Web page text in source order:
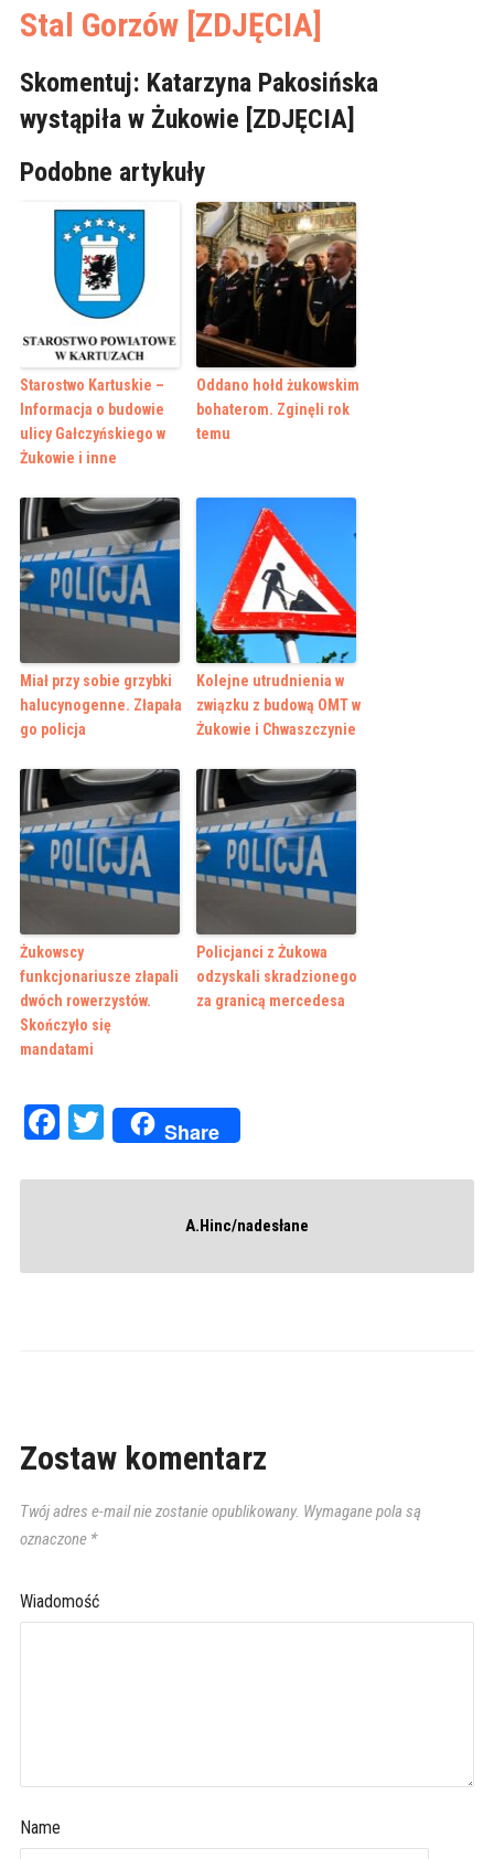
Stal Gorzów [ZDJĘCIA]
Skomentuj: Katarzyna Pakosińska
wystąpiła w Żukowie [ZDJĘCIA]
Podobne artykuły
Starostwo Kartuskie –
Informacja o budowie
ulicy Gałczyńskiego w
Żukowie i inne
Oddano hołd żukowskim
bohaterom. Zginęli rok
temu
Miał przy sobie grzybki
halucynogenne. Złapała
go policja
Kolejne utrudnienia w
związku z budową OMT w
Żukowie i Chwaszczynie
Żukowscy
funkcjonariusze złapali
dwóch rowerzystów.
Skończyło się
mandatami
Policjanci z Żukowa
odzyskali skradzionego
za granicą mercedesa
Facebook
Twitter
Share
A.Hinc/nadesłane
Zostaw komentarz
Twój adres e-mail nie zostanie opublikowany. Wymagane pola są
oznaczone *
Wiadomość
Name